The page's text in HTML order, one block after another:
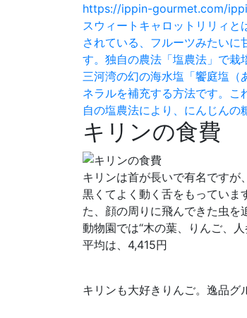
https://ippin-gourmet.com/
スウィートキャロットリリィ
されている、フルーツみたいに
す。独自の農法「塩農法」で栽
三河湾の幻の海水塩「饗庭塩（
ネラルを補充する方法です。こ
自の塩農法により、にんじんの
キリンの食費
キリンは首が長いで有名です
黒くてよく動く舌をもっていま
た、顔の周りに飛んできた虫を
動物園では“木の葉、りんご、
平均は、4,415円
キリンも大好きりんご。逸品グ